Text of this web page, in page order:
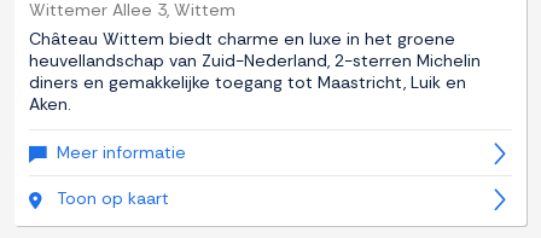
Wittemer Allee 3, Wittem
Château Wittem biedt charme en luxe in het groene
heuvellandschap van Zuid-Nederland, 2-sterren Michelin
diners en gemakkelijke toegang tot Maastricht, Luik en
Aken.
Meer informatie
Toon op kaart